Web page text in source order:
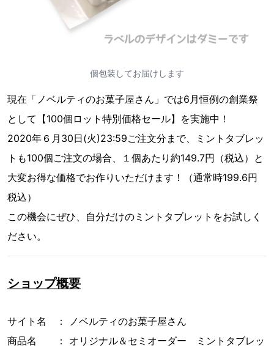
個包装してお届けします
現在「ノベルティのお菓子屋さん」では6月恒例の創業祭
として【100個ロット特別価格セール】を実施中！
2020年６月30日(火)23:59ご注文分まで、ミントタブレッ
トも100個ご注文の場合、１個あたり約149.7円（税込）と
大変お得な価格でお作りいただけます！（通常時199.6円
税込）
この機会にぜひ、自分だけのミントタブレットをお試しく
ださい。
ショップ概要
サイト名 ： ノベルティのお菓子屋さん
商品名 ： オリジナル＆セミオーダー ミントタブレッ